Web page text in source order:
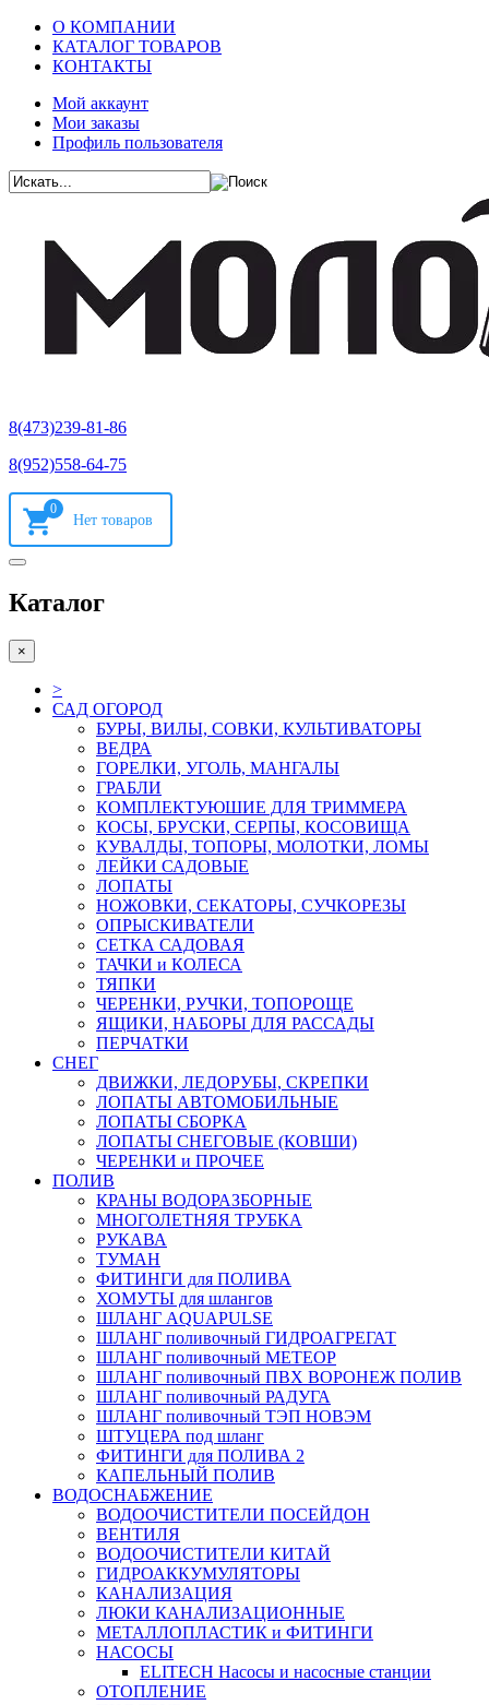
О КОМПАНИИ
КАТАЛОГ ТОВАРОВ
КОНТАКТЫ
Мой аккаунт
Мои заказы
Профиль пользователя
8(473)239-81-86
8(952)558-64-75
0
Каталог
×
>
САД ОГОРОД
БУРЫ, ВИЛЫ, СОВКИ, КУЛЬТИВАТОРЫ
ВЕДРА
ГОРЕЛКИ, УГОЛЬ, МАНГАЛЫ
ГРАБЛИ
КОМПЛЕКТУЮШИЕ ДЛЯ ТРИММЕРА
КОСЫ, БРУСКИ, СЕРПЫ, КОСОВИЩА
КУВАЛДЫ, ТОПОРЫ, МОЛОТКИ, ЛОМЫ
ЛЕЙКИ САДОВЫЕ
ЛОПАТЫ
НОЖОВКИ, СЕКАТОРЫ, СУЧКОРЕЗЫ
ОПРЫСКИВАТЕЛИ
СЕТКА САДОВАЯ
ТАЧКИ и КОЛЕСА
ТЯПКИ
ЧЕРЕНКИ, РУЧКИ, ТОПОРОЩЕ
ЯЩИКИ, НАБОРЫ ДЛЯ РАССАДЫ
ПЕРЧАТКИ
СНЕГ
ДВИЖКИ, ЛЕДОРУБЫ, СКРЕПКИ
ЛОПАТЫ АВТОМОБИЛЬНЫЕ
ЛОПАТЫ СБОРКА
ЛОПАТЫ СНЕГОВЫЕ (КОВШИ)
ЧЕРЕНКИ и ПРОЧЕЕ
ПОЛИВ
КРАНЫ ВОДОРАЗБОРНЫЕ
МНОГОЛЕТНЯЯ ТРУБКА
РУКАВА
ТУМАН
ФИТИНГИ для ПОЛИВА
ХОМУТЫ для шлангов
ШЛАНГ AQUAPULSE
ШЛАНГ поливочный ГИДРОАГРЕГАТ
ШЛАНГ поливочный МЕТЕОР
ШЛАНГ поливочный ПВХ ВОРОНЕЖ ПОЛИВ
ШЛАНГ поливочный РАДУГА
ШЛАНГ поливочный ТЭП НОВЭМ
ШТУЦЕРА под шланг
ФИТИНГИ для ПОЛИВА 2
КАПЕЛЬНЫЙ ПОЛИВ
ВОДОСНАБЖЕНИЕ
ВОДООЧИСТИТЕЛИ ПОСЕЙДОН
ВЕНТИЛЯ
ВОДООЧИСТИТЕЛИ КИТАЙ
ГИДРОАККУМУЛЯТОРЫ
КАНАЛИЗАЦИЯ
ЛЮКИ КАНАЛИЗАЦИОННЫЕ
МЕТАЛЛОПЛАСТИК и ФИТИНГИ
НАСОСЫ
ELITECH Насосы и насосные станции
ОТОПЛЕНИЕ